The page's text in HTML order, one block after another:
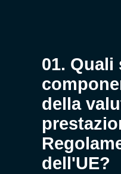
01. Quali
della
dell'UE?